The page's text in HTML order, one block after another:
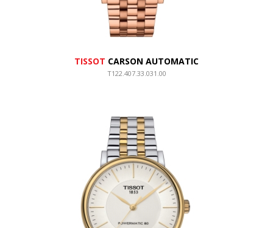
TISSOT CARSON AUTOMATIC
T122.407.33.031.00